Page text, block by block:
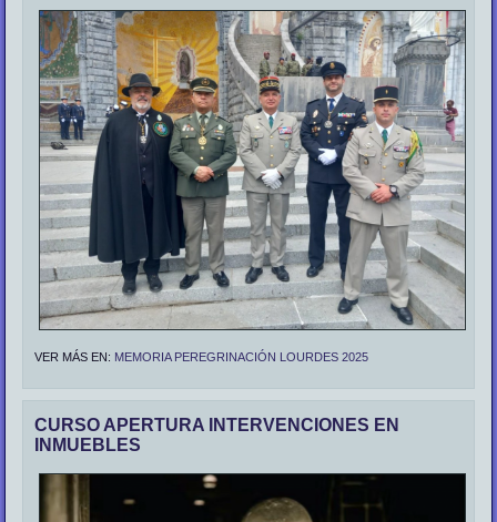
VER MÁS EN: MEMORIA PEREGRINACIÓN LOURDES 2025
CURSO APERTURA INTERVENCIONES EN
INMUEBLES